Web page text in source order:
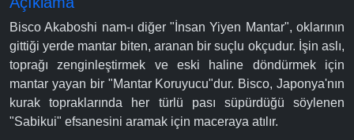
Bisco Akaboshi nam-ı diğer "İnsan Yiyen Mantar", oklarının
gittiği yerde mantar biten, aranan bir suçlu okçudur. İşin aslı,
toprağı zenginleştirmek ve eski haline döndürmek için
mantar yayan bir "Mantar Koruyucu"dur. Bisco, Japonya'nın
kurak topraklarında her türlü pası süpürdüğü söylenen
"Sabikui" efsanesini aramak için maceraya atılır.